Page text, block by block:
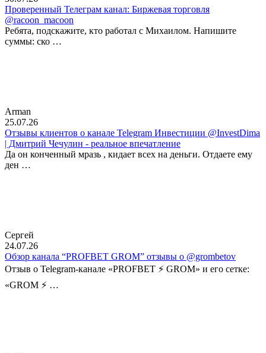
Проверенный Телеграм канал: Биржевая торговля
@racoon_macoon
Ребята, подскажите, кто работал с Михаилом. Напишите
суммы: ско …
Arman
25.07.26
Отзывы клиентов о канале Telegram Инвестиции @InvestDima
| Дмитрий Чечулин - реальное впечатление
Да он конченный мразь , кидает всех на деньги. Отдаете ему
ден …
Сергей
24.07.26
Обзор канала “PROFBET GROM” отзывы о @grombetov
Отзыв о Telegram-канале «PROFBET ⚡️ GROM» и его сетке:
«GROM ⚡️ …